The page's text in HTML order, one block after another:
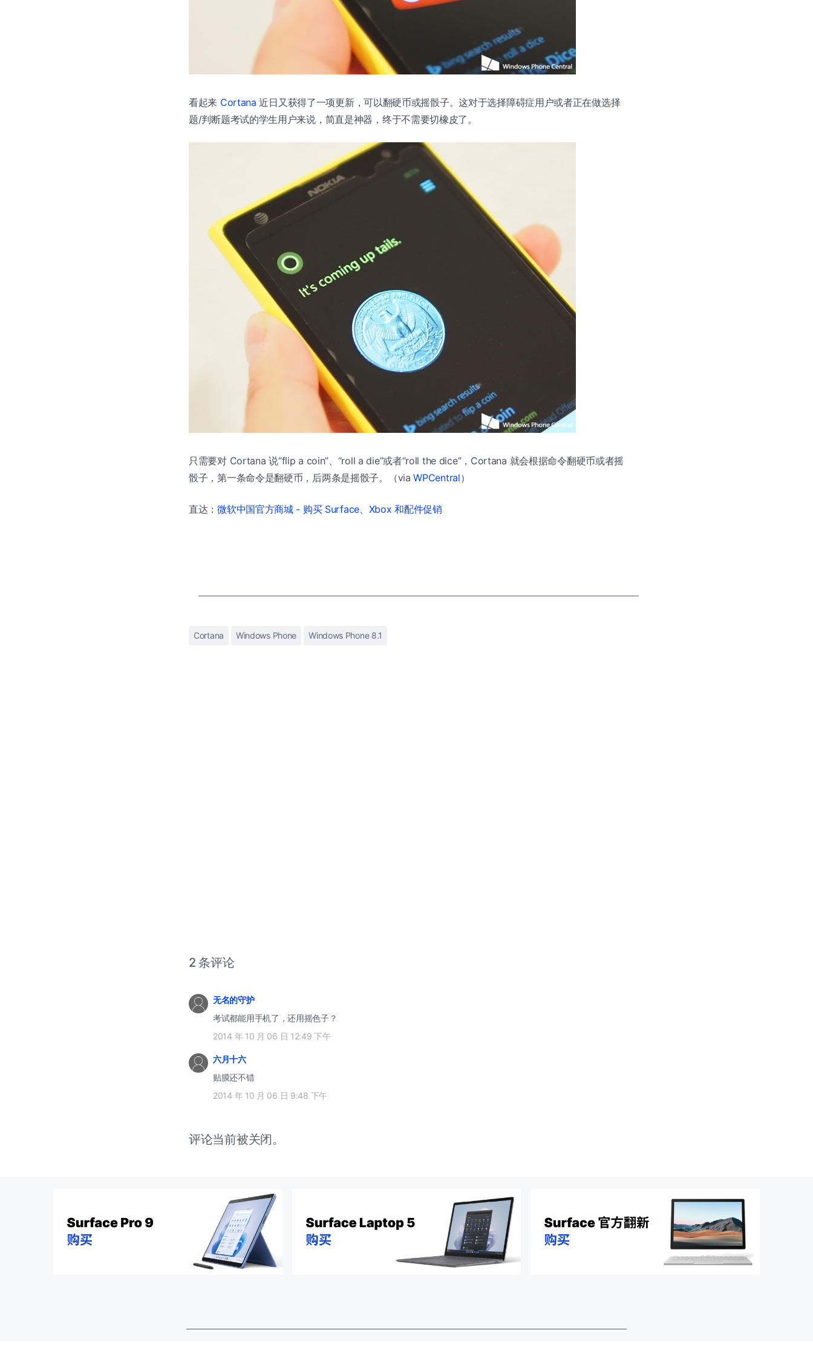
看起来 Cortana 近日又获得了一项更新，可以翻硬币或摇骰子。这对于选择障碍症用户或者正在做选择
题/判断题考试的学生用户来说，简直是神器，终于不需要切橡皮了。
只需要对 Cortana 说“flip a coin”、“roll a die”或者“roll the dice”，Cortana 就会根据命令翻硬币或者摇
骰子，第一条命令是翻硬币，后两条是摇骰子。（viaWPCentral）
直达：微软中国官方商城 - 购买 Surface、Xbox 和配件促销
Cortana Windows Phone Windows Phone 8.1
2 条评论
无名的守护
考试都能用手机了，还用摇色子？
2014 年 10 月 06 日 12:49 下午
六月十六
贴膜还不错
2014 年 10 月 06 日 9:48 下午
评论当前被关闭。